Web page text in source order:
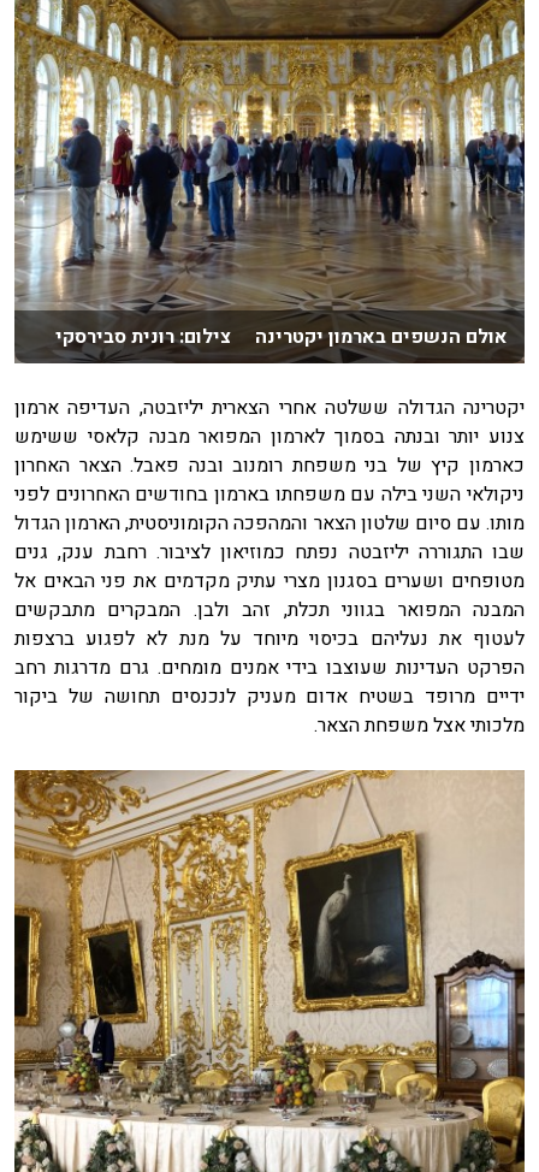
אולם הנשפים בארמון יקטרינה צילום: רונית סבירסקי
יקטרינה הגדולה ששלטה אחרי הצארית יליזבטה, העדיפה ארמון
צנוע יותר ובנתה בסמוך לארמון המפואר מבנה קלאסי ששימש
כארמון קיץ של בני משפחת רומנוב ובנה פאבל. הצאר האחרון
ניקולאי השני בילה עם משפחתו בארמון בחודשים האחרונים לפני
מותו. עם סיום שלטון הצאר והמהפכה הקומוניסטית, הארמון הגדול
שבו התגוררה יליזבטה נפתח כמוזיאון לציבור. רחבת ענק, גנים
מטופחים ושערים בסגנון מצרי עתיק מקדמים את פני הבאים אל
המבנה המפואר בגווני תכלת, זהב ולבן. המבקרים מתבקשים
לעטוף את נעליהם בכיסוי מיוחד על מנת לא לפגוע ברצפות
הפרקט העדינות שעוצבו בידי אמנים מומחים. גרם מדרגות רחב
ידיים מרופד בשטיח אדום מעניק לנכנסים תחושה של ביקור
מלכותי אצל משפחת הצאר.